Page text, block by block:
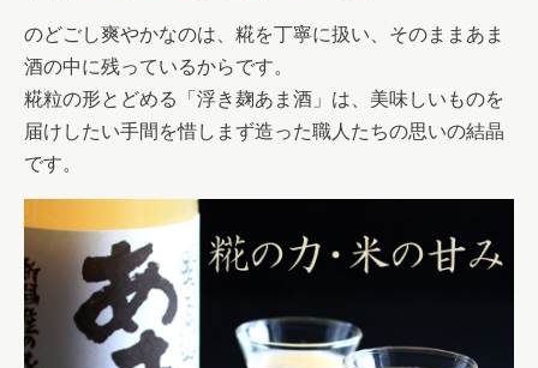
のどごし爽やかなのは、糀を丁寧に扱い、そのままあま
酒の中に残っているからです。
糀粒の形とどめる「浮き麹あま酒」は、美味しいものを
届けしたい手間を惜しまず造った職人たちの思いの結晶
です。